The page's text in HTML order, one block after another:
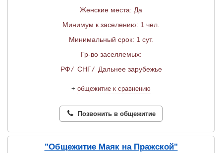
Женские места: Да
Минимум к заселению: 1 чел.
Минимальный срок: 1 сут.
Гр-во заселяемых:
РФ/ СНГ/ Дальнее зарубежье
+ общежитие к сравнению
Позвонить в общежитие
"Общежитие Маяк на Пражской"